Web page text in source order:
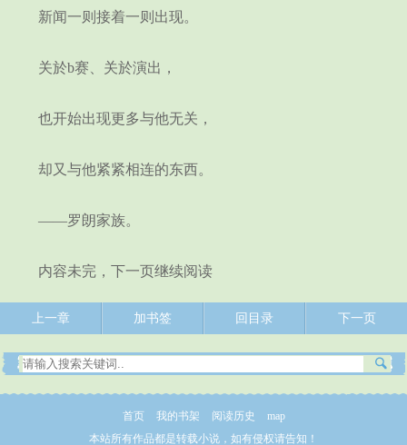
新闻一则接着一则出现。
关於b赛、关於演出，
也开始出现更多与他无关，
却又与他紧紧相连的东西。
——罗朗家族。
内容未完，下一页继续阅读
上一章 加书签 回目录 下一页
首页 我的书架 阅读历史
map
本站所有作品都是转载小说，如有侵权请告知！